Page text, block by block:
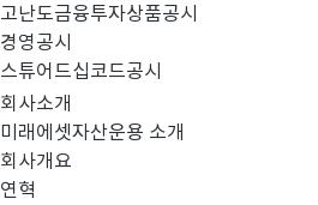
고난도금융투자상품공시
경영공시
스튜어드십코드공시
회사소개
미래에셋자산운용 소개
회사개요
연혁
임원선임보고(협회 및 홈페이